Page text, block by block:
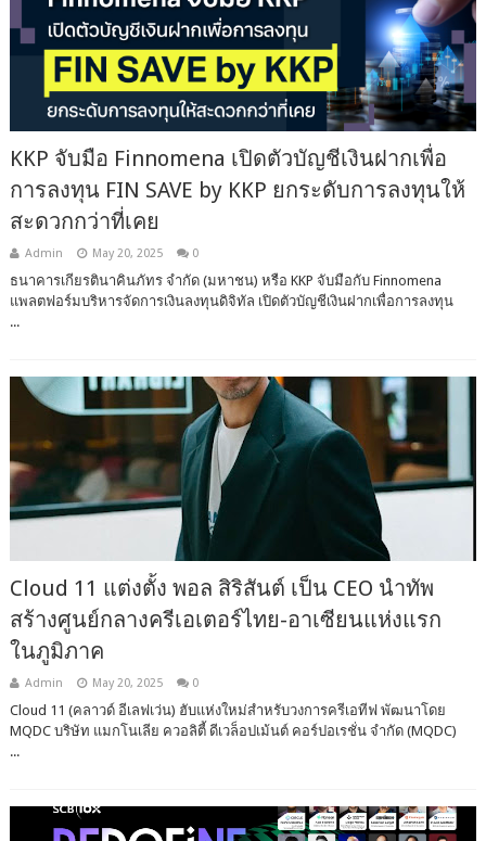
KKP จับมือ Finnomena เปิดตัวบัญชีเงินฝากเพื่อ
การลงทุน FIN SAVE by KKP ยกระดับการลงทุนให้
สะดวกกว่าที่เคย
Admin May 20, 2025 0
ธนาคารเกียรตินาคินภัทร จำกัด (มหาชน) หรือ KKP จับมือกับ Finnomena
แพลตฟอร์มบริหารจัดการเงินลงทุนดิจิทัล เปิดตัวบัญชีเงินฝากเพื่อการลงทุน
...
Cloud 11 แต่งตั้ง พอล สิริสันต์ เป็น CEO นำทัพ
สร้างศูนย์กลางครีเอเตอร์ไทย-อาเซียนแห่งแรก
ในภูมิภาค
Admin May 20, 2025 0
Cloud 11 (คลาวด์ อีเลฟเว่น) ฮับแห่งใหม่สำหรับวงการครีเอทีฟ พัฒนาโดย
MQDC บริษัท แมกโนเลีย ควอลิตี้ ดีเวล็อปเม้นต์ คอร์ปอเรชั่น จำกัด (MQDC)
...